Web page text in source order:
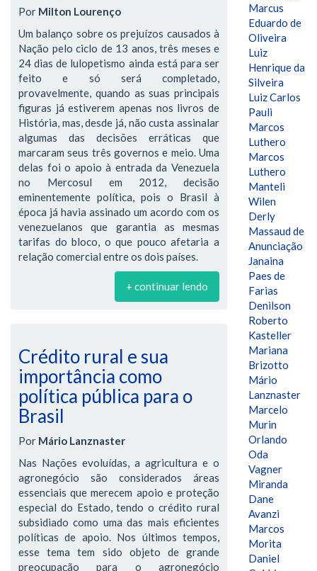
Por Milton Lourenço
Um balanço sobre os prejuízos causados à
Nação pelo ciclo de 13 anos, três meses e
24 dias de lulopetismo ainda está para ser
feito e só será completado,
provavelmente, quando as suas principais
figuras já estiverem apenas nos livros de
História, mas, desde já, não custa assinalar
algumas das decisões erráticas que
marcaram seus três governos e meio. Uma
delas foi o apoio à entrada da Venezuela
no Mercosul em 2012, decisão
eminentemente política, pois o Brasil à
época já havia assinado um acordo com os
venezuelanos que garantia as mesmas
tarifas do bloco, o que pouco afetaria a
relação comercial entre os dois países.
+ continuar lendo
Crédito rural e sua
importância como
política pública para o
Brasil
Por Mário Lanznaster
Nas Nações evoluídas, a agricultura e o
agronegócio são considerados áreas
essenciais que merecem apoio e proteção
especial do Estado, tendo o crédito rural
subsidiado como uma das mais eficientes
políticas de apoio. Nos últimos tempos,
esse tema tem sido objeto de grande
preocupação para o agronegócio
Marcus
Eduardo de
Oliveira
Luiz
Henrique da
Silveira
Luiz Carlos
Pauli
Marcos
Luthero
Marcos
Luthero
Manteli
Wilen
Derly
Massaud de
Anunciação
Janaina
Paes de
Farias
Denilson
Roberto
Kasteller
Mariana
Brizotto
Mário
Lanznaster
Marcelo
Murin
Orlando
Oda
Vagner
Miranda
Dane
Avanzi
Marcos
Morita
Daniel